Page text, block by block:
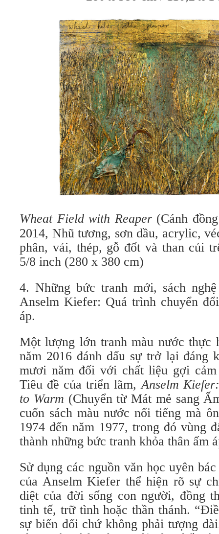
Wheat Field with Reaper (Cánh
2014, Nhũ tương, sơn dầu, acrylic,
phân, vải, thép, gỗ đốt và than củi
5/8 inch (280 x 380 cm)
4. Những bức tranh mới, sách
Anselm Kiefer: Quá trình chuyển
áp.
Một lượng lớn tranh màu nước thực
năm 2016 đánh dấu sự trở lại đáng
mươi năm đối với chất liệu gợi
Tiêu đề của triển lãm,Anselm
to Warm (Chuyển từ Mát mẻ sang
cuốn sách màu nước nổi tiếng mà
1974 đến năm 1977, trong đó vùng
thành những bức tranh khỏa thân ấm
Sử dụng các nguồn văn học uyên
của Anselm Kiefer thể hiện rõ sự
diệt của đời sống con người, đồng
tinh tế, trữ tình hoặc thần thánh.
sự biến đổi chứ không phải tượng